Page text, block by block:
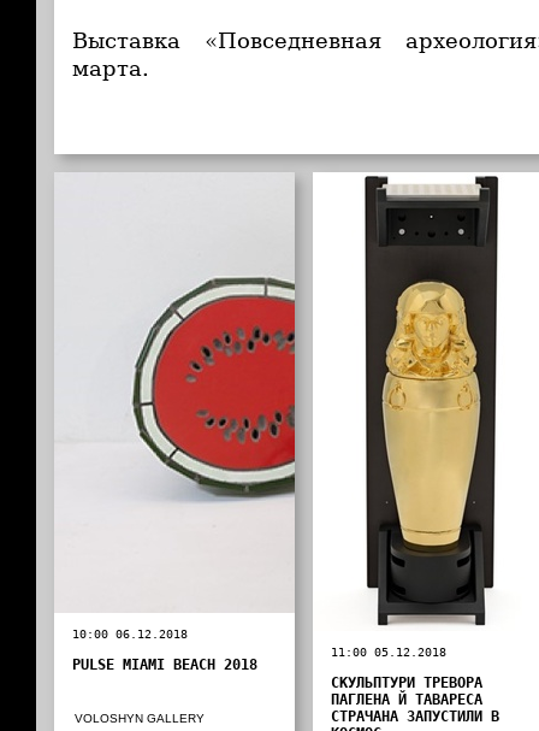
Выставка «Повседневная
марта.
10:00 06.12.2018
PULSE MIAMI BEACH 2018
VOLOSHYN GALLERY
11:00 05.12.2018
СКУЛЬПТУРИ ТРЕВОРА
ПАГЛЕНА Й ТАВАРЕСА
СТРАЧАНА ЗАПУСТИЛИ В